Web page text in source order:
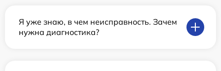
Я уже знаю, в чем неисправность. Зачем
нужна диагностика?